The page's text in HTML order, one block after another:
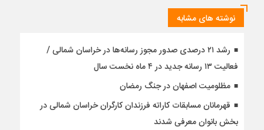
نوشته های مشابه
رشد ۲۱ درصدی صدور مجوز رسانه‌ها در خراسان شمالی /
فعالیت ۱۳ رسانه جدید در ۴ ماه نخست سال
مظلومیت اصفهان در جنگ رمضان
قهرمانان مسابقات کاراته فرزندان کارگران خراسان شمالی در
بخش بانوان معرفی شدند